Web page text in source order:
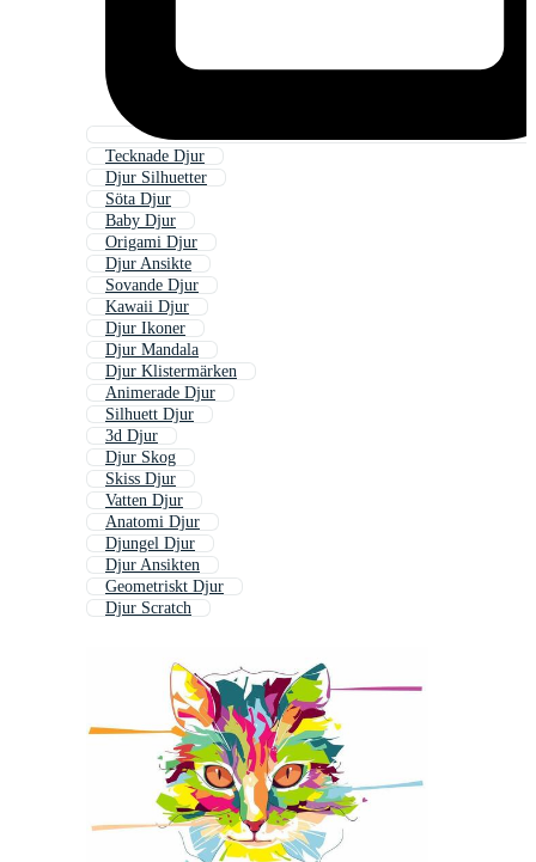
Tecknade Djur
Djur Silhuetter
Söta Djur
Baby Djur
Origami Djur
Djur Ansikte
Sovande Djur
Kawaii Djur
Djur Ikoner
Djur Mandala
Djur Klistermärken
Animerade Djur
Silhuett Djur
3d Djur
Djur Skog
Skiss Djur
Vatten Djur
Anatomi Djur
Djungel Djur
Djur Ansikten
Geometriskt Djur
Djur Scratch